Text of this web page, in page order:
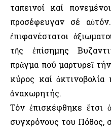
ταπεινοί καί
προσέφευγαν σέ
ἐπιφανέστατοι
τῆς ἐπίσημης
πρᾶγμα πού μαρτυρεῖ
κύρος καί ἀκτινοβολία
ἀναχωρητής.
Τόν ἐπισκέφθηκε ἔτσι
συγχρόνους του Πόθος,